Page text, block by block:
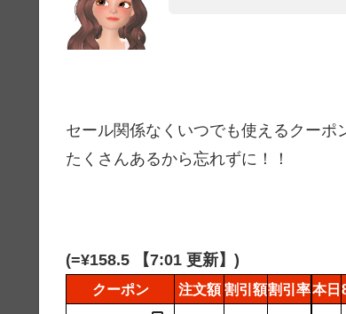
セール関係なくいつでも使えるクーポ
たくさんあるから忘れずに！！
(=¥158.5 【7:01 更新】)
クーポン 注文額 割引額割引率本日